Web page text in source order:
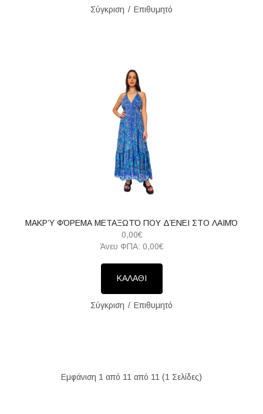
Σύγκριση Επιθυμητό
ΜΑΚΡΎ ΦΌΡΕΜΑ ΜΕΤΑΞΩΤΌ ΠΟΥ ΔΈΝΕΙ ΣΤΟ ΛΑΙΜΌ
0,00€
Άνευ ΦΠΑ: 0,00€
ΚΑΛΑΘΙ
Σύγκριση Επιθυμητό
Εμφάνιση 1 από 11 από 11 (1 Σελίδες)